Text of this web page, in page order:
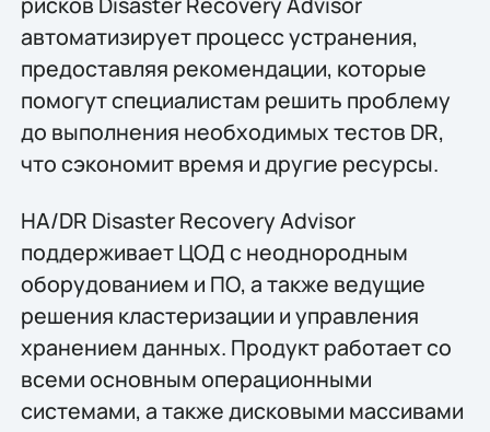
автоматизирует процесс устранения,
предоставляя рекомендации, которые
помогут специалистам решить проблему
до выполнения необходимых тестов DR,
что сэкономит время и другие ресурсы.
HA/DR Disaster Recovery Advisor
поддерживает ЦОД с неоднородным
оборудованием и ПО, а также ведущие
решения кластеризации и управления
хранением данных. Продукт работает со
всеми основным операционными
системами, а также дисковыми массивами